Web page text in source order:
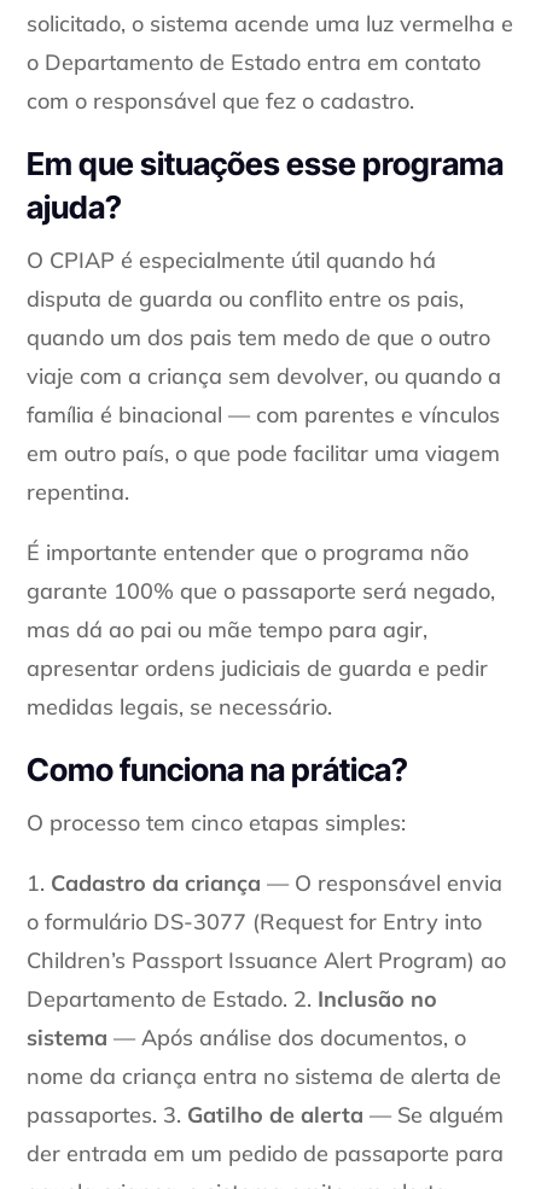
solicitado, o sistema acende uma luz vermelha e
o Departamento de Estado entra em contato
com o responsável que fez o cadastro.
Em que situações esse programa
ajuda?
O CPIAP é especialmente útil quando há
disputa de guarda ou conflito entre os pais,
quando um dos pais tem medo de que o outro
viaje com a criança sem devolver, ou quando a
família é binacional — com parentes e vínculos
em outro país, o que pode facilitar uma viagem
repentina.
É importante entender que o programa não
garante 100% que o passaporte será negado,
mas dá ao pai ou mãe tempo para agir,
apresentar ordens judiciais de guarda e pedir
medidas legais, se necessário.
Como funciona na prática?
O processo tem cinco etapas simples:
1. Cadastro da criança — O responsável envia
o formulário DS-3077 (Request for Entry into
Children’s Passport Issuance Alert Program) ao
Departamento de Estado. 2. Inclusão no
sistema — Após análise dos documentos, o
nome da criança entra no sistema de alerta de
passaportes. 3. Gatilho de alerta — Se alguém
der entrada em um pedido de passaporte para